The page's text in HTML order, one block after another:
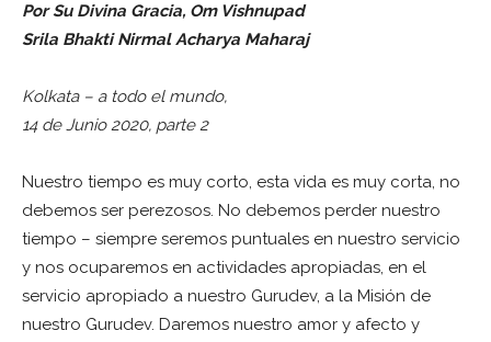
Por Su Divina Gracia, Om Vishnupad
Srila Bhakti Nirmal Acharya Maharaj
Kolkata – a todo el mundo,
14 de Junio 2020, parte 2
Nuestro tiempo es muy corto, esta vida es muy corta, no
debemos ser perezosos. No debemos perder nuestro
tiempo – siempre seremos puntuales en nuestro servicio
y nos ocuparemos en actividades apropiadas, en el
servicio apropiado a nuestro Gurudev, a la Misión de
nuestro Gurudev. Daremos nuestro amor y afecto y